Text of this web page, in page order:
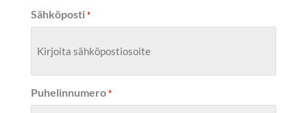
Sähköposti *
Puhelinnumero *